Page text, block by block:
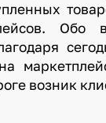
возник